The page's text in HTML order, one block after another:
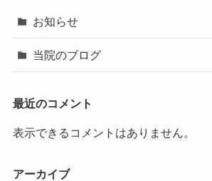
お知らせ
当院のブログ
最近のコメント
表示できるコメントはありません。
アーカイブ